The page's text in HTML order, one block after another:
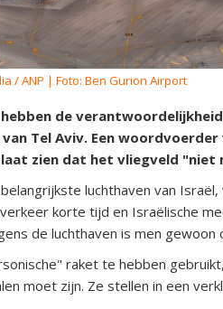
/ ANP | Foto: Ben Gurion Airport
hebben de
Tel Aviv. Een
zien dat het vliegveld "niet
luchthaven van
korte tijd en Israëlische
de luchthaven is men
raket te hebben
moet zijn. Ze stellen in een